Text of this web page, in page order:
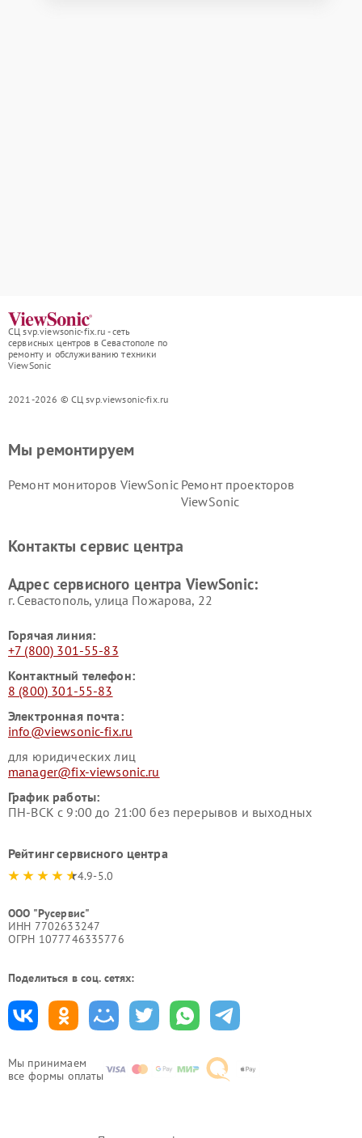
СЦ svp.viewsonic-fix.ru - сеть
сервисных центров в Севастополе по
ремонту и обслуживанию техники
ViewSonic
2021-2026 © СЦ svp.viewsonic-fix.ru
Мы принимаем
все формы оплаты
Мы ремонтируем
Ремонт мониторов ViewSonic Ремонт проекторов
ViewSonic
Контакты сервис центра
Адрес сервисного центра ViewSonic:
г. Севастополь, улица Пожарова, 22
Горячая линия:
+7 (800) 301-55-83
Контактный телефон:
8 (800) 301-55-83
Электронная почта:
info@viewsonic-fix.ru
для юридических лиц
manager@fix-viewsonic.ru
График работы:
ПН-ВСК с 9:00 до 21:00 без перерывов и выходных
Рейтинг сервисного центра
4.9-5.0
ООО "Русервис"
ИНН 7702633247
ОГРН 1077746335776
Поделиться в соц. сетях: